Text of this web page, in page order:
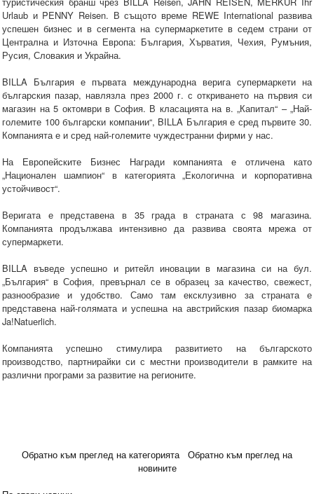
Urlaub и PENNY Reisen. В същото време REWE International развива
успешен бизнес и в сегмента на супермаркетите в седем страни от
Централна и Източна Европа: България, Хърватия, Чехия, Румъния,
Русия, Словакия и Украйна.
BILLA България е първата международна верига супермаркети на
българския пазар, навлязла през 2000 г. с откриването на първия си
магазин на 5 октомври в София. В класацията на в. „Капитал“ – „Най-
големите 100 български компании“, BILLA България е сред първите 30.
Компанията е и сред най-големите чуждестранни фирми у нас.
На Европейските Бизнес Награди компанията е отличена като
„Национален шампион“ в категорията „Екологична и корпоративна
устойчивост“.
Веригата е представена в 35 града в страната с 98 магазина.
Компанията продължава интензивно да развива своята мрежа от
супермаркети.
BILLA въведе успешно и ритейл иновации в магазина си на бул.
„България“ в София, превърнал се в образец за качество, свежест,
разнообразие и удобство. Само там ексклузивно за страната е
представена най-голямата и успешна на австрийския пазар биомарка
Ja!Natuеrlich.
Компанията успешно стимулира развитието на българското
производство, партнирайки си с местни производители в рамките на
различни програми за развитие на регионите.
Обратно към преглед на категорията
Обратно към преглед на
новините